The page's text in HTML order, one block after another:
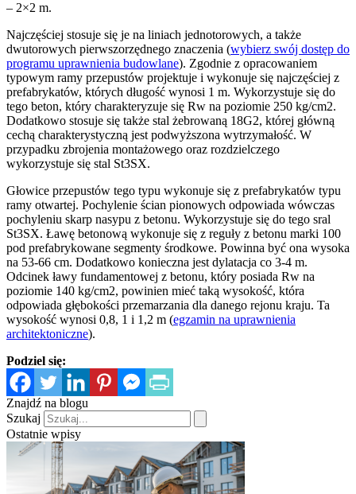
– 2×2 m.
Najczęściej stosuje się je na liniach jednotorowych, a także
dwutorowych pierwszorzędnego znaczenia (wybierz swój dostęp do
programu uprawnienia budowlane). Zgodnie z opracowaniem
typowym ramy przepustów projektuje i wykonuje się najczęściej z
prefabrykatów, których długość wynosi 1 m. Wykorzystuje się do
tego beton, który charakteryzuje się Rw na poziomie 250 kg/cm2.
Dodatkowo stosuje się także stal żebrowaną 18G2, której główną
cechą charakterystyczną jest podwyższona wytrzymałość. W
przypadku zbrojenia montażowego oraz rozdzielczego
wykorzystuje się stal St3SX.
Głowice przepustów tego typu wykonuje się z prefabrykatów typu
ramy otwartej. Pochylenie ścian pionowych odpowiada wówczas
pochyleniu skarp nasypu z betonu. Wykorzystuje się do tego sral
St3SX. Ławę betonową wykonuje się z reguły z betonu marki 100
pod prefabrykowane segmenty środkowe. Powinna być ona wysoka
na 53-66 cm. Dodatkowo konieczna jest dylatacja co 3-4 m.
Odcinek ławy fundamentowej z betonu, który posiada Rw na
poziomie 140 kg/cm2, powinien mieć taką wysokość, która
odpowiada głębokości przemarzania dla danego rejonu kraju. Ta
wysokość wynosi 0,8, 1 i 1,2 m (egzamin na uprawnienia
architektoniczne).
Podziel się:
Znajdź na blogu
Szukaj
Ostatnie wpisy